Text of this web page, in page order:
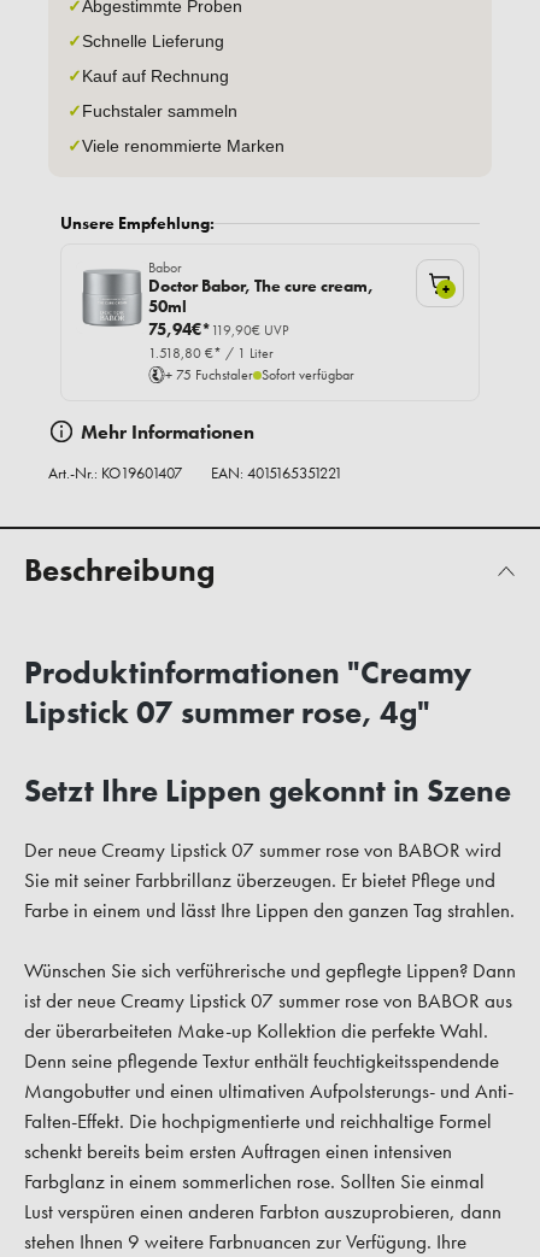
✓Abgestimmte Proben
✓Schnelle Lieferung
✓Kauf auf Rechnung
✓Fuchstaler sammeln
✓Viele renommierte Marken
Unsere Empfehlung:
Babor
Doctor Babor, The cure cream,
50ml
75,94€*119,90€ UVP
1.518,80 €* / 1 Liter
+ 75 Fuchstaler Sofort verfügbar
+
Mehr Informationen
Art.-Nr.: KO19601407 EAN: 4015165351221
Beschreibung
Produktinformationen "Creamy
Lipstick 07 summer rose, 4g"
Setzt Ihre Lippen gekonnt in Szene
Der neue Creamy Lipstick 07 summer rose von BABOR wird
Sie mit seiner Farbbrillanz überzeugen. Er bietet Pflege und
Farbe in einem und lässt Ihre Lippen den ganzen Tag strahlen.
Wünschen Sie sich verführerische und gepflegte Lippen? Dann
ist der neue Creamy Lipstick 07 summer rose von BABOR aus
der überarbeiteten Make-up Kollektion die perfekte Wahl.
Denn seine pflegende Textur enthält feuchtigkeitsspendende
Mangobutter und einen ultimativen Aufpolsterungs- und Anti-
Falten-Effekt. Die hochpigmentierte und reichhaltige Formel
schenkt bereits beim ersten Auftragen einen intensiven
Farbglanz in einem sommerlichen rose. Sollten Sie einmal
Lust verspüren einen anderen Farbton auszuprobieren, dann
stehen Ihnen 9 weitere Farbnuancen zur Verfügung. Ihre